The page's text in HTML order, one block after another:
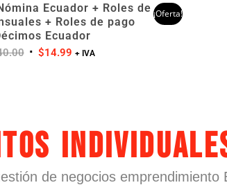
Ecuador + Roles de
+ Roles de pago
Ecuador
$14.99 + IVA
¡Oferta!
de negocios emprendimiento